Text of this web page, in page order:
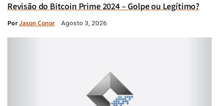
Revisão do Bitcoin Prime 2024 – Golpe ou Legítimo?
PorJason Conor Agosto 3, 2026